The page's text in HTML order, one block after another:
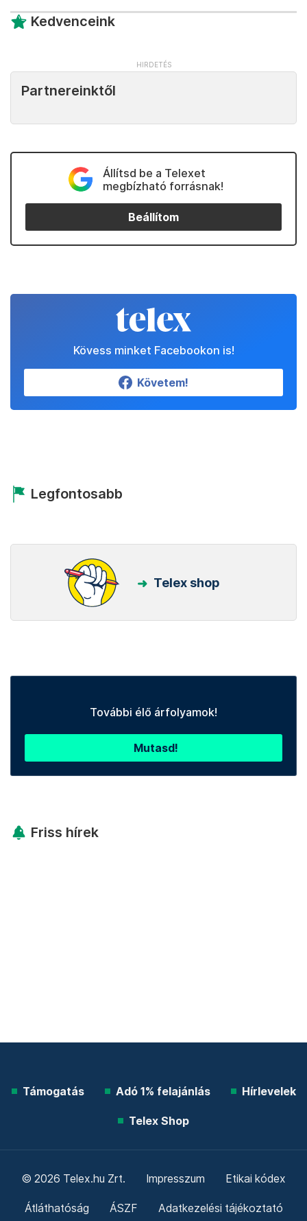
Kedvenceink
Partnereinktől
Állítsd be a Telexet
megbízható forrásnak!
Beállítom
Kövess minket Facebookon is!
Követem!
Legfontosabb
Telex shop
További élő árfolyamok!
Mutasd!
Friss hírek
Támogatás Adó 1% felajánlás Hírlevelek
Telex Shop
© 2026 Telex.hu Zrt. Impresszum Etikai kódex
Átláthatóság ÁSZF Adatkezelési tájékoztató